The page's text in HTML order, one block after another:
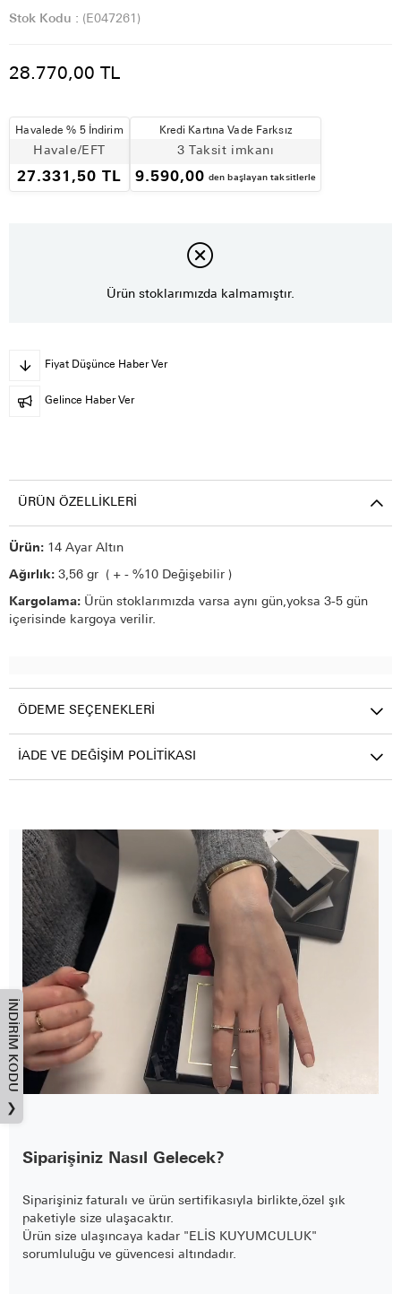
Stok Kodu (E047261)
28.770,00 TL
Havalede % 5 İndirim
Havale/EFT
27.331,50 TL
Kredi Kartına Vade Farksız
3 Taksit imkanı
9.590,00 den başlayan taksitlerle
Ürün stoklarımızda kalmamıştır.
Fiyat Düşünce Haber Ver
Gelince Haber Ver
ÜRÜN ÖZELLIKLERI
Ürün: 14 Ayar Altın
Ağırlık: 3,56 gr ( + - %10 Değişebilir )
Kargolama: Ürün stoklarımızda varsa aynı gün,yoksa 3-5 gün
içerisinde kargoya verilir.
ÖDEME SEÇENEKLERI
İADE VE DEĞIŞIM POLITIKASI
Siparişiniz Nasıl Gelecek?
Siparişiniz faturalı ve ürün sertifikasıyla birlikte,özel şık
paketiyle size ulaşacaktır.
Ürün size ulaşıncaya kadar "ELİS KUYUMCULUK"
sorumluluğu ve güvencesi altındadır.
İNDIRIM KODU
❯